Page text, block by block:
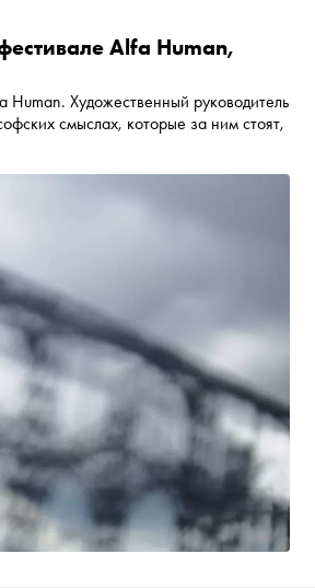
Alfa Human,
Художественный руководитель
смыслах, которые за ним стоят,